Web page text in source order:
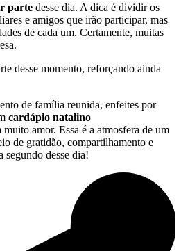
parte desse dia. A dica é dividir os
e amigos que irão participar, mas
de cada um. Certamente, muitas
desse momento, reforçando ainda
de família reunida, enfeites por
cardápio natalino
muito amor. Essa é a atmosfera de um
de gratidão, compartilhamento e
segundo desse dia!